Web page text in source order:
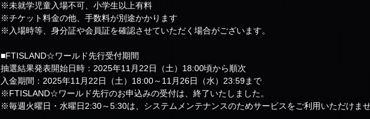
※未就学児童入場不可、小学生以上有料
※チケット料金の他、手数料が別途かかります
※入場時等、身分証や会員証を確認させていただく場合がございます。
■FTISLAND☆ワールド先行受付期間
抽選結果発表開始日時：2025年11月22日（土）18:00頃から順次
入金期間：2025年11月22日（土）18:00～11月26日（水）23:59まで
※FTISLAND☆ワールド先行のお申込みの受付は、終了いたしました。
※毎週火曜日・水曜日2:30～5:30は、システムメンテナンスのためサービスをご利用いただけま